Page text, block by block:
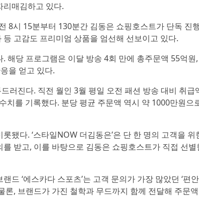
리매김하고 있다.
8시 15분부터 130분간 김동은 쇼핑호스트가 단독 진
고감도 프리미엄 상품을 엄선해 선보이고 있다.
해당 프로그램은 이달 방송 4회 만에 총주문액 55억
을 얻고 있다.
러진다. 직전 월인 3월 평일 오전 패션 방송 대비 취급
치를 기록했다. 분당 평균 주문액 역시 약 1000만원으
됐다. ‘스타일NOW 더김동은’은 단 한 명의 고객을 위
받고, 이를 바탕으로 김동은 쇼핑호스트가 직접 선
드 ‘에스카다 스포츠’는 고객 문의가 가장 많았던 ‘편
, 브랜드가 가진 철학과 무드까지 함께 전달해 주문